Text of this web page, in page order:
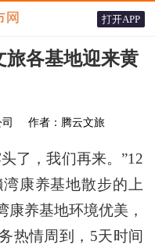
打开APP
旅各基地迎来黄
作者：腾云文旅
了，我们再来。”12
康养基地散步的上
养基地环境优美，
热情周到，5天时间